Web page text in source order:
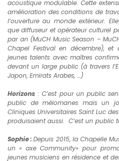
acoustique modulable. Cette
amélioration des conditions de
l’ouverture au monde extérieur.
que diffuseur et opérateur culturel
par an (MuCH Music Season –
Chapel Festival en décembre), et
jeunes talents avec maîtres
devant un large public (à travers
Japon, Emirats Arabes, …)
Horizons : C’est pour un public
public de mélomanes mais un
Cliniques Universitaires Saint Luc
produisaient aussi. C’est un public
Sophie :Depuis 2015, la Chapelle
un « axe Community» pour
jeunes musiciens en résidence et